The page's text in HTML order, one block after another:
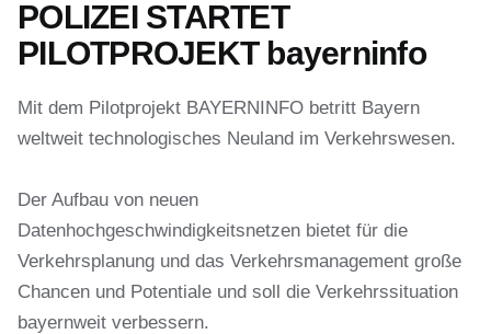
POLIZEI STARTET
PILOTPROJEKT bayerninfo
Mit dem Pilotprojekt BAYERNINFO betritt Bayern
weltweit technologisches Neuland im Verkehrswesen.
Der Aufbau von neuen
Datenhochgeschwindigkeitsnetzen bietet für die
Verkehrsplanung und das Verkehrsmanagement große
Chancen und Potentiale und soll die Verkehrssituation
bayernweit verbessern.